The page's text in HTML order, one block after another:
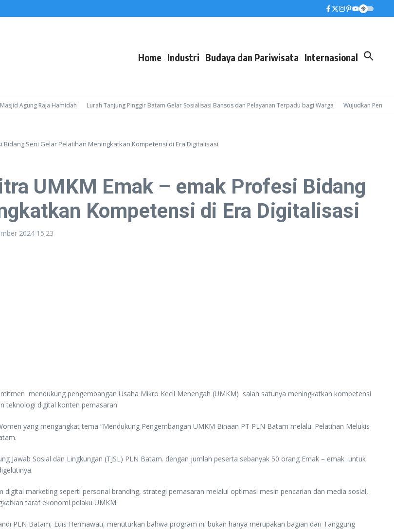
Home Industri Budaya dan Pariwisata Internasional
Raja Hamidah Lurah Tanjung Pinggir Batam Gelar Sosialisasi Bansos dan Pelayanan Terpadu bagi Warga Wujudkan Pembinaan
Bidang Seni Gelar Pelatihan Meningkatkan Kompetensi di Era Digitalisasi
UMKM Emak – emak Profesi Bidang
Kompetensi di Era Digitalisasi
2024 15:23
mendukung pengembangan Usaha Mikro Kecil Menengah (UMKM) salah satunya meningkatkan kompetensi
teknologi digital konten pemasaran
yang mengangkat tema “Mendukung Pengembangan UMKM Binaan PT PLN Batam melalui Pelatihan Melukis
Jawab Sosial dan Lingkungan (TJSL) PLN Batam. dengan jumlah peserta sebanyak 50 orang Emak – emak untuk
marketing seperti personal branding, strategi pemasaran melalui optimasi mesin pencarian dan media sosial,
taraf ekonomi pelaku UMKM
PLN Batam, Euis Hermawati, menuturkan bahwa program ini bukan hanya merupakan bagian dari Tanggung